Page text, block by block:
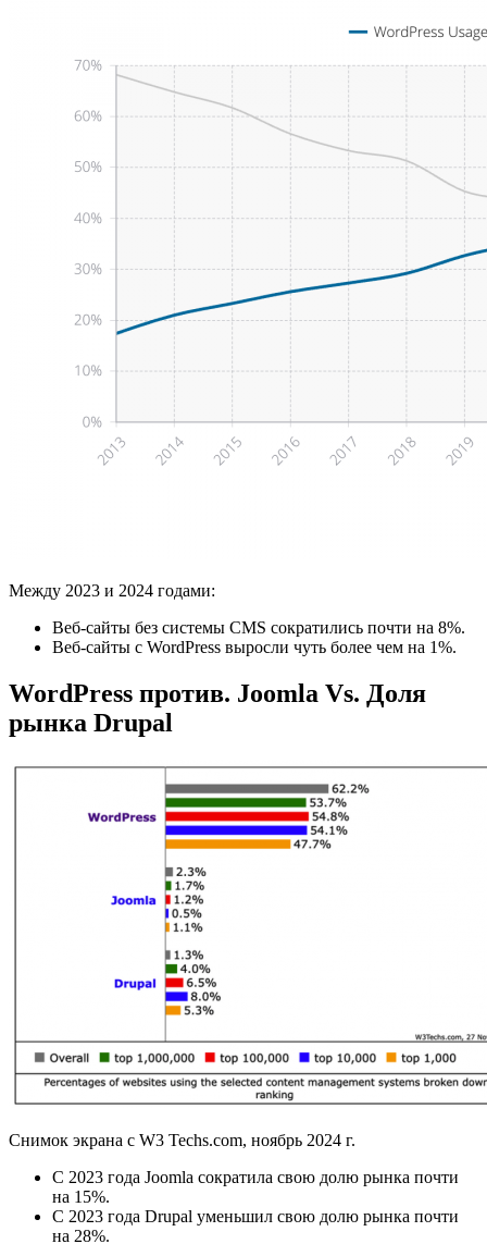
Между 2023 и 2024 годами:
Веб-сайты без системы CMS сократились почти на 8%.
Веб-сайты с WordPress выросли чуть более чем на 1%.
WordPress против. Joomla Vs. Доля
рынка Drupal
Снимок экрана с W3 Techs.com, ноябрь 2024 г.
С 2023 года Joomla сократила свою долю рынка почти
на 15%.
С 2023 года Drupal уменьшил свою долю рынка почти
на 28%.